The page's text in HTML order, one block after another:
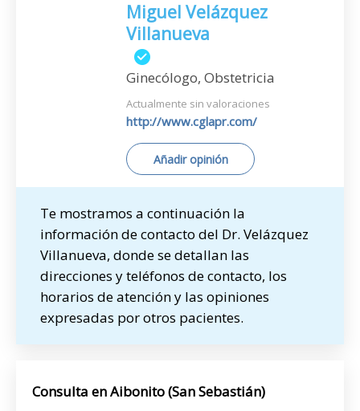
Miguel Velázquez
Villanueva
Ginecólogo, Obstetricia
Actualmente sin valoraciones
http://www.cglapr.com/
Añadir opinión
Te mostramos a continuación la
información de contacto del Dr. Velázquez
Villanueva, donde se detallan las
direcciones y teléfonos de contacto, los
horarios de atención y las opiniones
expresadas por otros pacientes.
Consulta en Aibonito (San Sebastián)